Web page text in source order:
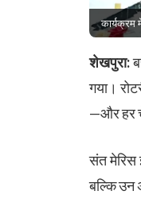
कार्यक्रम
शेखपुरा:
गया।
—और हर
संत मेरिस
बल्कि उन